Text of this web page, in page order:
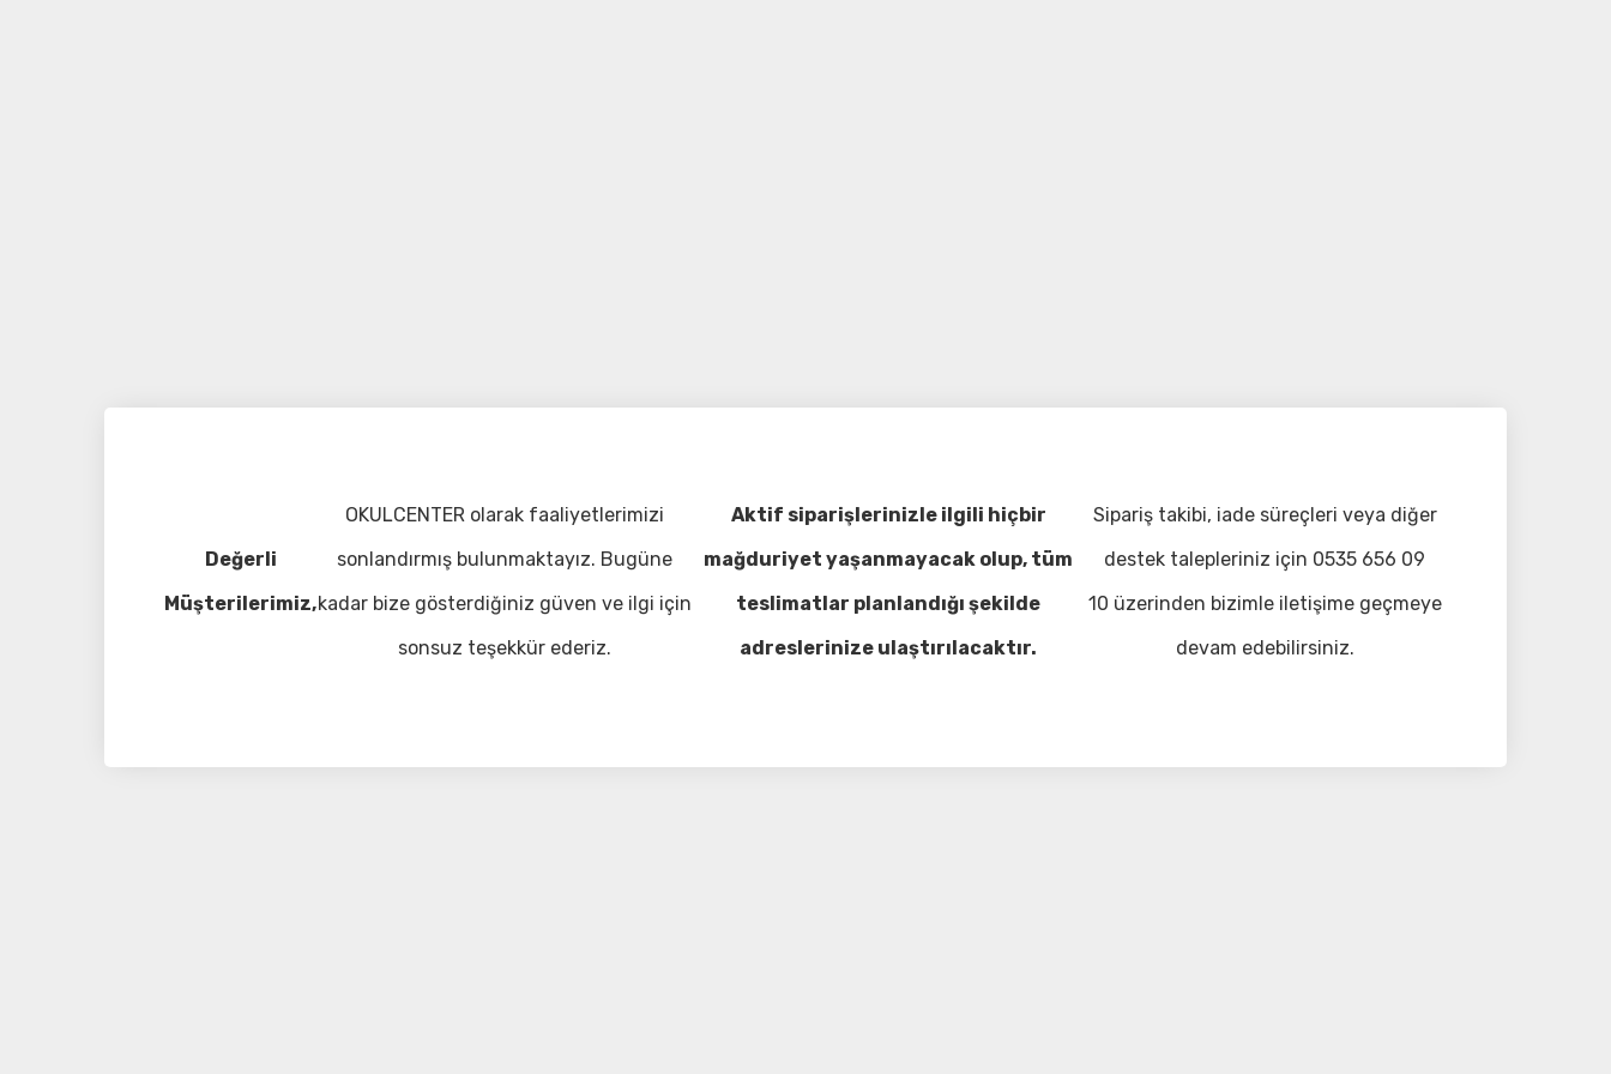
Değerli
Müşterilerimiz,
OKULCENTER olarak faaliyetlerimizi
sonlandırmış bulunmaktayız. Bugüne
kadar bize gösterdiğiniz güven ve ilgi için
sonsuz teşekkür ederiz.
Aktif siparişlerinizle ilgili hiçbir
mağduriyet yaşanmayacak olup, tüm
teslimatlar planlandığı şekilde
adreslerinize ulaştırılacaktır.
Sipariş takibi, iade süreçleri veya diğer
destek talepleriniz için 0535 656 09
10 üzerinden bizimle iletişime geçmeye
devam edebilirsiniz.